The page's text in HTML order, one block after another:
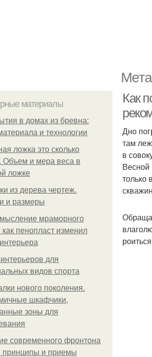
материалы
в домах из бревна:
и технологии
ложка это сколько
Объем и мера веса в
ложке
из дерева чертеж.
и размеры
мраморного
как пенопласт изменил
для
видов спорта
нового поколения.
шкафчики,
зоны для
современного фронтона
принципы и приемы
Как
Дно
там
в
Весной
только